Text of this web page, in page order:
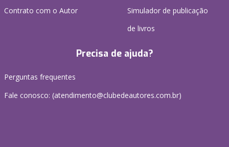
Contrato com o Autor
Simulador de publicação
de livros
Precisa de ajuda?
Perguntas frequentes
Fale conosco: (atendimento@clubedeautores.com.br)